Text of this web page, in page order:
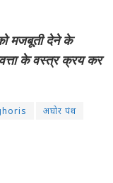
को मजबूती देने के
के वस्त्र क्रय कर
अघोर पंथ